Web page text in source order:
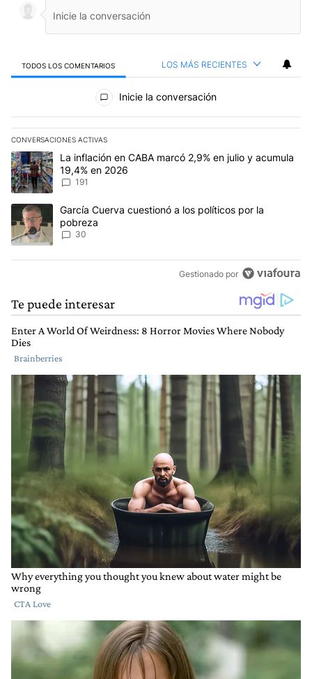
TODOS LOS COMENTARIOS LOS MÁS RECIENTES
Todos los comentarios
Inicie la conversación
CONVERSACIONES ACTIVAS
Este listado muestra los artículos con más comentarios en los
Un artículo de tendencia con el título "La inflación en CABA
La inflación en CABA marcó 2,9% en julio y acumula
19,4% en 2026
191
Un artículo de tendencia con el título "García Cuerva cuestionó
García Cuerva cuestionó a los políticos por la
pobreza
30
Gestionado por